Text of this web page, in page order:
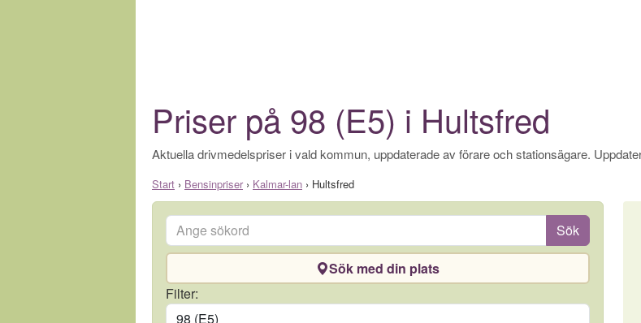
Priser på 98 (E5) i Hultsfred
Aktuella drivmedelspriser i vald kommun, uppdaterade av förare och stationsägare.
Start › Bensinpriser› Kalmar-lan › Hultsfred
Ange sökord Sök
Sök med din plats
Filter: